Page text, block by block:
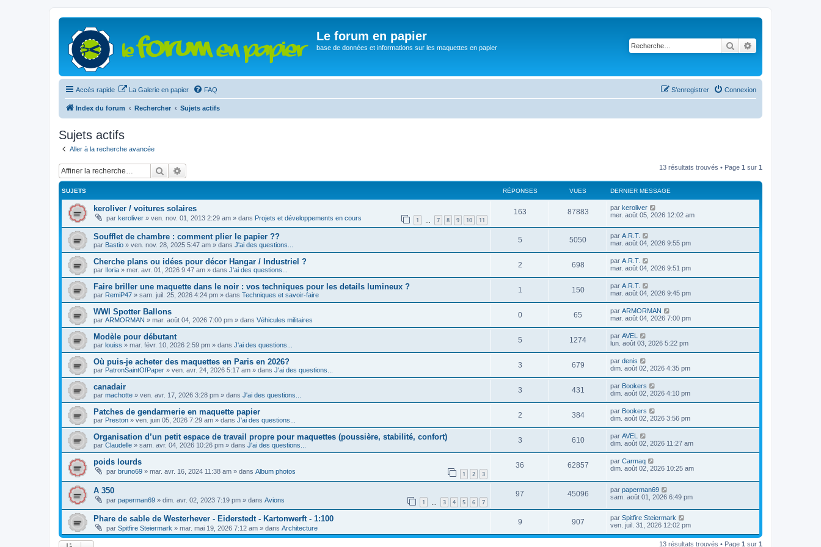
Le forum en papier
base de données et informations sur les maquettes en papier Rechercher
Accès rapide La Galerie en papier FAQ Connexion
S’enregistrer
Index du forum Rechercher Sujets actifs
Sujets actifs
Aller à la recherche avancée
Rechercher 13 résultats trouvés • Page 1 sur 1
SUJETS RÉPONSES VUES DERNIER MESSAGE
keroliver / voitures solaires
par keroliver » ven. nov. 01, 2013 2:29 am » dans Projets et développements en cours 1 7 8 9 10 11
163 87883 par keroliver
mer. août 05, 2026 12:02 am
Soufflet de chambre : comment plier le papier ??
par Bastio » ven. nov. 28, 2025 5:47 am » dans J'ai des questions...
5 5050 par A.R.T.
mar. août 04, 2026 9:55 pm
Cherche plans ou idées pour décor Hangar / Industriel ?
par Iloria » mer. avr. 01, 2026 9:47 am » dans J'ai des questions...
2 698 par A.R.T.
mar. août 04, 2026 9:51 pm
Faire briller une maquette dans le noir : vos techniques pour les details lumineux ?
par RemiP47 » sam. juil. 25, 2026 4:24 pm » dans Techniques et savoir-faire
1 150 par A.R.T.
mar. août 04, 2026 9:45 pm
WWI Spotter Ballons
par ARMORMAN » mar. août 04, 2026 7:00 pm » dans Véhicules militaires
0 65 par ARMORMAN
mar. août 04, 2026 7:00 pm
Modèle pour débutant
par louiss » mar. févr. 10, 2026 2:59 pm » dans J'ai des questions...
5 1274 par AVEL
lun. août 03, 2026 5:22 pm
Où puis-je acheter des maquettes en Paris en 2026?
par PatronSaintOfPaper » ven. avr. 24, 2026 5:17 am » dans J'ai des questions...
3 679 par denis
dim. août 02, 2026 4:35 pm
canadair
par machotte » ven. avr. 17, 2026 3:28 pm » dans J'ai des questions...
3 431 par Bookers
dim. août 02, 2026 4:10 pm
Patches de gendarmerie en maquette papier
par Preston » ven. juin 05, 2026 7:29 am » dans J'ai des questions...
2 384 par Bookers
dim. août 02, 2026 3:56 pm
Organisation d’un petit espace de travail propre pour maquettes (poussière, stabilité, confort)
par Claudelle » sam. avr. 04, 2026 10:26 pm » dans J'ai des questions...
3 610 par AVEL
dim. août 02, 2026 11:27 am
poids lourds
par bruno69 » mar. avr. 16, 2024 11:38 am » dans Album photos 1 2 3
36 62857 par Carmaq
dim. août 02, 2026 10:25 am
A 350
par paperman69 » dim. avr. 02, 2023 7:19 pm » dans Avions 1 3 4 5 6 7
97 45096 par paperman69
sam. août 01, 2026 6:49 pm
Phare de sable de Westerhever - Eiderstedt - Kartonwerft - 1:100
par Spitfire Steiermark » mar. mai 19, 2026 7:12 am » dans Architecture
9 907 par Spitfire Steiermark
ven. juil. 31, 2026 12:02 pm
13 résultats trouvés • Page 1 sur 1